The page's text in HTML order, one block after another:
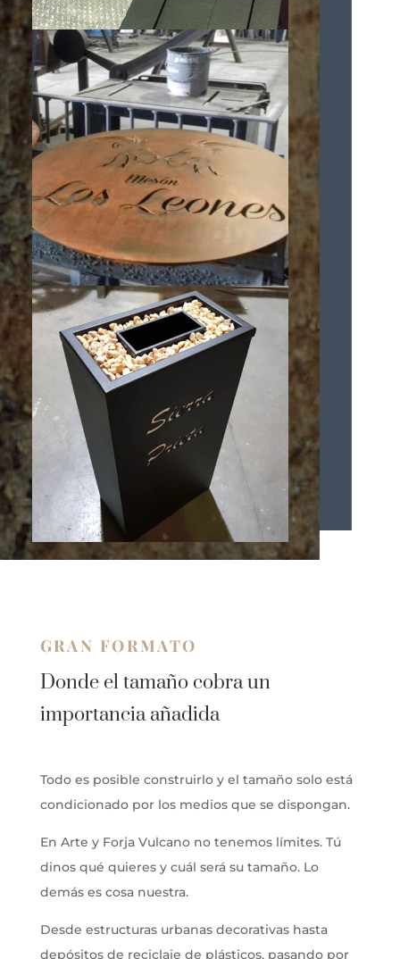
GRAN FORMATO
Donde el tamaño cobra un
importancia añadida
Todo es posible construirlo y el tamaño solo está
condicionado por los medios que se dispongan.
En Arte y Forja Vulcano no tenemos límites. Tú
dinos qué quieres y cuál será su tamaño. Lo
demás es cosa nuestra.
Desde estructuras urbanas decorativas hasta
depósitos de reciclaje de plásticos, pasando por